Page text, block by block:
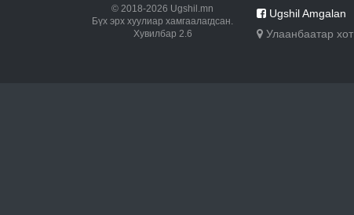
© 2018-2026 Ugshil.mn
Бүх эрх хуулиар хамгаалагдсан.
Хувилбар 2.6
Ugshil Amgalan
Улаанбаатар хот